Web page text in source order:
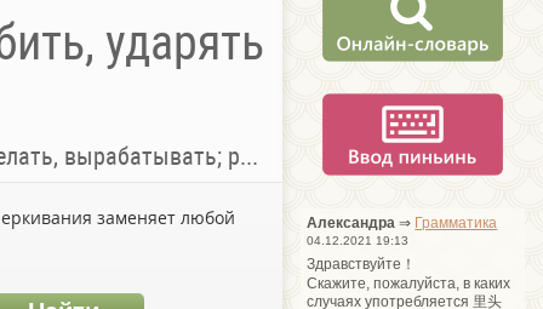
ударять
приготовлять, подготавливать
заменяет любой Александра ⇒ Грамматика
04.12.2021 19:13
Здравствуйте！
Cкажите, пожалуйста, в каких
случаях употребляется 里头